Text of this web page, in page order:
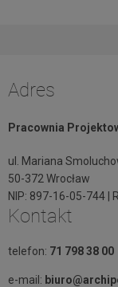
Adres
Pracownia
ul. Mariana
50-372 Wrocław
NIP: 897-16-05-744 |
Kontakt
telefon: 71 798 38 00
e-mail: